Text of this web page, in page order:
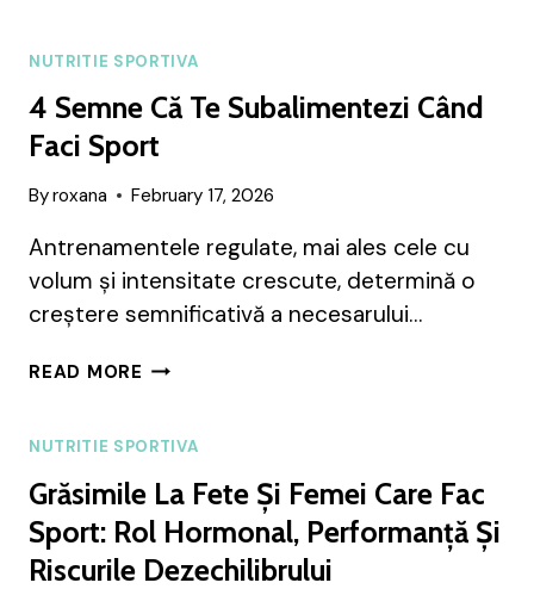
PERFORMANȚA
DE
CE
ENERGIA
CONTEAZĂ
MULT
DECÂT
RESTRICȚIA
NUTRITIE SPORTIVA
4 Semne Că Te Subalimentezi Când
Faci Sport
Byroxana February 17, 2026
Antrenamentele regulate, mai ales cele cu
volum și intensitate crescute, determină o
creștere semnificativă a necesarului…
READ MORE 4
TE
CÂND
FACI
SPORT
NUTRITIE SPORTIVA
Grăsimile La Fete Și Femei Care Fac
Sport: Rol Hormonal, Performanță Și
Riscurile Dezechilibrului